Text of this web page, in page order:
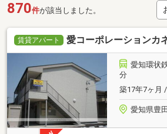
870件が該当しました。
賃貸アパート 愛コーポレーションカ
愛知環状
分
築17年7ヶ月
愛知県豊